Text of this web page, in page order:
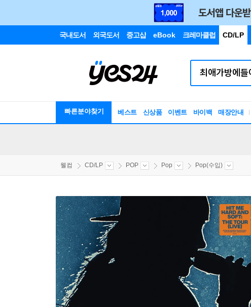
국내도서 외국도서 중고샵 eBook 크레마클럽 CD/LP
빠른분야찾기 베스트 신상품 이벤트 바이백 매장안내
웰컴 CD/LP POP Pop Pop(수입)